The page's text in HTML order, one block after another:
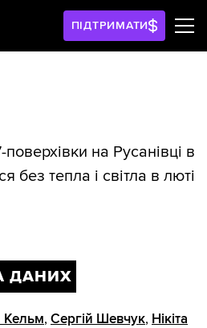
ПІДТРИМАТИ
ДАНИХ
Кельм, Сергій Шевчук, Нікіта
на Русанівці в
без тепла і світла в люті